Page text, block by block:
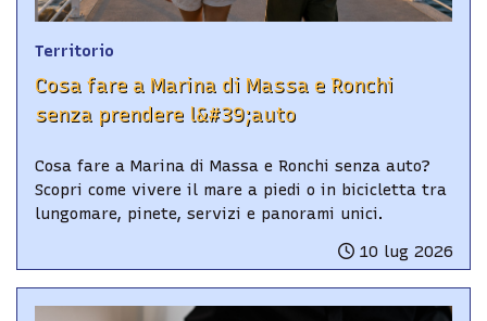
Territorio
Cosa fare a Marina di Massa e Ronchi
senza prendere l&#39;auto
Cosa fare a Marina di Massa e Ronchi senza auto?
Scopri come vivere il mare a piedi o in bicicletta tra
lungomare, pinete, servizi e panorami unici.
10 lug 2026